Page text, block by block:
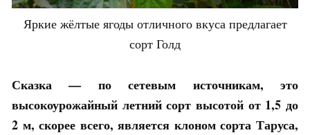
Яркие жёлтые ягоды отличного вкуса предлагает
сорт Голд
Сказка — по сетевым источникам, это
высокоурожайный летний сорт высотой от 1,5 до
2 м, скорее всего, является клоном сорта Таруса,